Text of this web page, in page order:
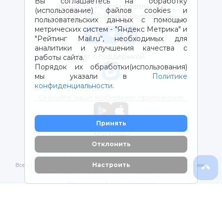
(использование) файлов cookies и
пользовательских данных с помощью
метрических систем - "Яндекс Метрика" и
"Рейтинг Mail.ru“, необходимых для
аналитики и улучшения качества с
работы сайта.
Порядок их обработки(использования)
мы указали в
Политике
конфиденциальности.
Принять
Отклонить
Настроить
Звонок по России бесплатный
с 9:00 до 21:00 (время московское)
Чат с поддержкой
Магазины
2012-2026 © ООО "ВОТОНЯ". Детские товары с доставкой
Все права защищены. Любое использование материалов возможно
только с письменного разрешения владельцев сайта.
Политика конфиденциальности